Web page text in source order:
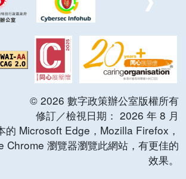
© 2026 數字政策辦公室版權所有
修訂／檢視日期： 2026 年 8 月
的 Microsoft Edge，Mozilla Firefox，
Chrome 瀏覽器瀏覽此網站，有更佳的
效果。